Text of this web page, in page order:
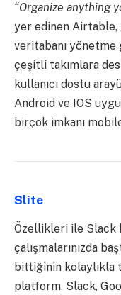
“Organize anything
yer edinen
veritabanı
çeşitli takımlara
kullanıcı dostu
Android ve IOS
birçok imkanı
Slite
Özellikleri ile Slack
çalışmalarınızda
bittiğinin kolaylıkla
platform. Slack,